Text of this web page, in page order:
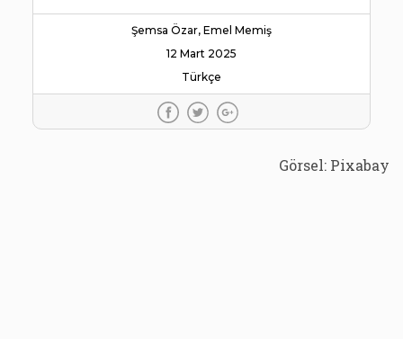
Şemsa Özar, Emel Memiş
12 Mart 2025
Türkçe
Görsel: Pixabay